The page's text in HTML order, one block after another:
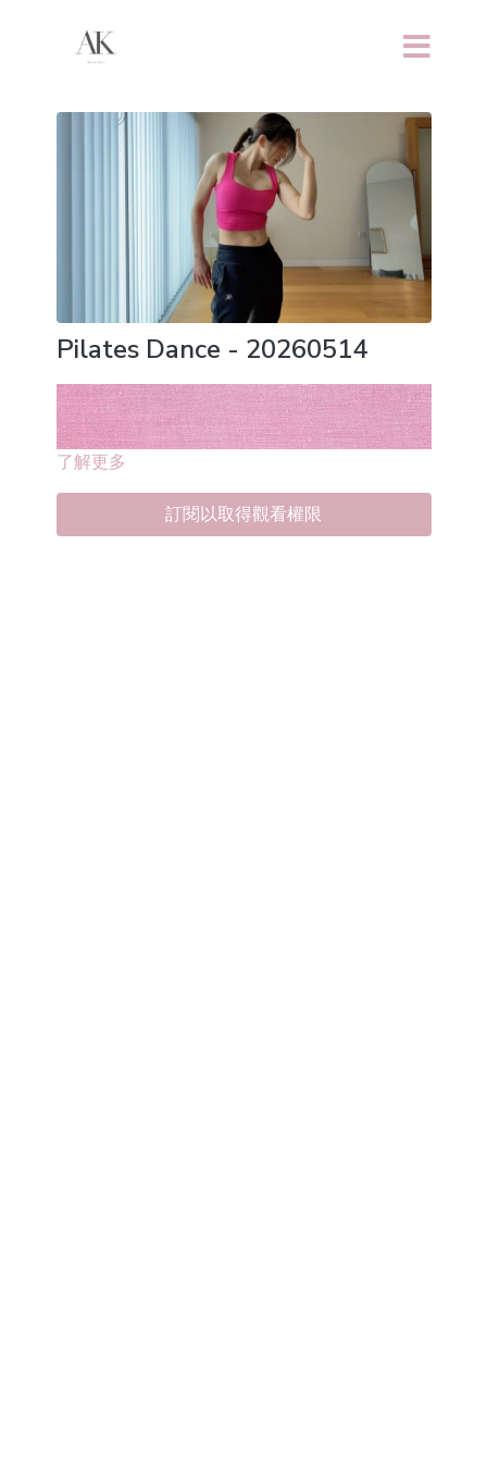
Pilates Dance - 20260514
了解更多
訂閱以取得觀看權限